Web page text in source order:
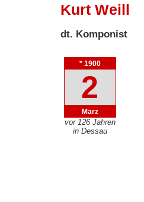
Kurt Weill
dt. Komponist
* 1900
2
März
vor 126 Jahren
in Dessau